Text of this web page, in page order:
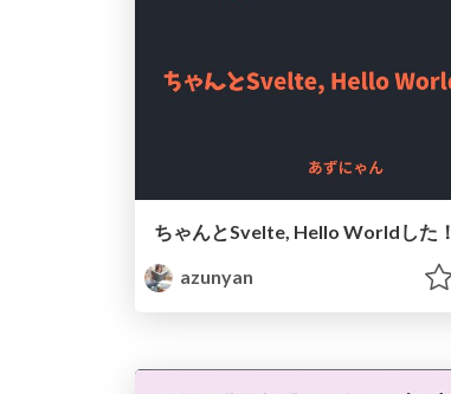
ちゃんとSvelte, Hello Worldした！
azunyan